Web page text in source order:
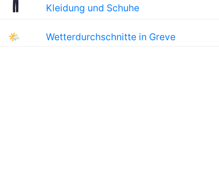
Kleidung und Schuhe
🌤 Wetterdurchschnitte in Greve